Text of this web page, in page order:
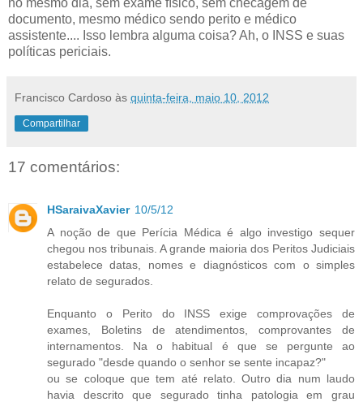
no mesmo dia, sem exame físico, sem checagem de
documento, mesmo médico sendo perito e médico
assistente.... Isso lembra alguma coisa? Ah, o INSS e suas
políticas periciais.
Francisco Cardoso às quinta-feira, maio 10, 2012
Compartilhar
17 comentários:
HSaraivaXavier 10/5/12
A noção de que Perícia Médica é algo investigo sequer
chegou nos tribunais. A grande maioria dos Peritos Judiciais
estabelece datas, nomes e diagnósticos com o simples
relato de segurados.
Enquanto o Perito do INSS exige comprovações de
exames, Boletins de atendimentos, comprovantes de
internamentos. Na o habitual é que se pergunte ao
segurado "desde quando o senhor se sente incapaz?"
ou se coloque que tem até relato. Outro dia num laudo
havia descrito que segurado tinha patologia em grau